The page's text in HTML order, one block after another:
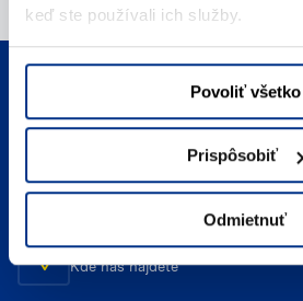
keď ste používali ich služby.
Povoliť všetko
Prispôsobiť
Odmietnuť
Telefonický kontakt
E-mailový kontakt
Napíšte nám
Umiestnenie
Kde nás nájdete